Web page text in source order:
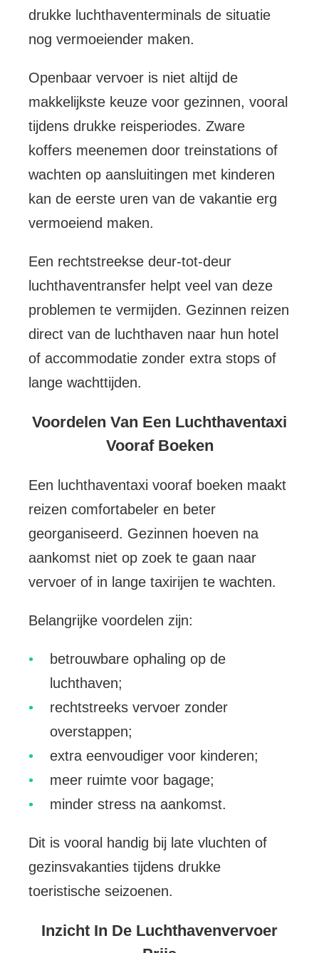
drukke luchthaventerminals de situatie
nog vermoeiender maken.
Openbaar vervoer is niet altijd de
makkelijkste keuze voor gezinnen, vooral
tijdens drukke reisperiodes. Zware
koffers meenemen door treinstations of
wachten op aansluitingen met kinderen
kan de eerste uren van de vakantie erg
vermoeiend maken.
Een rechtstreekse deur-tot-deur
luchthaventransfer helpt veel van deze
problemen te vermijden. Gezinnen reizen
direct van de luchthaven naar hun hotel
of accommodatie zonder extra stops of
lange wachttijden.
Voordelen Van Een Luchthaventaxi
Vooraf Boeken
Een luchthaventaxi vooraf boeken maakt
reizen comfortabeler en beter
georganiseerd. Gezinnen hoeven na
aankomst niet op zoek te gaan naar
vervoer of in lange taxirijen te wachten.
Belangrijke voordelen zijn:
betrouwbare ophaling op de
luchthaven;
rechtstreeks vervoer zonder
overstappen;
extra eenvoudiger voor kinderen;
meer ruimte voor bagage;
minder stress na aankomst.
Dit is vooral handig bij late vluchten of
gezinsvakanties tijdens drukke
toeristische seizoenen.
Inzicht In De Luchthavenvervoer